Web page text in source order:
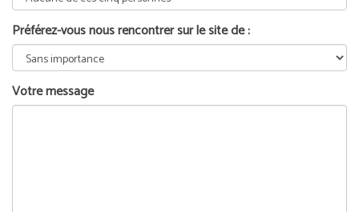
Préférez-vous nous rencontrer sur le site de :
Votre message